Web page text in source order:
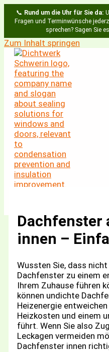
📞 Rund um die Uhr für Sie da:
Fragen und Terminwünsche
sprechen? Sagen Sie
Zum Inhalt springen
Dachfenster
innen –
Wussten Sie, dass
Dachfenster zu einem
Ihrem Zuhause führen
können undichte
Heizenergie
Heizkosten und einem
führt. Wenn Sie also
Leckagen vermeiden
Dachfenster innen